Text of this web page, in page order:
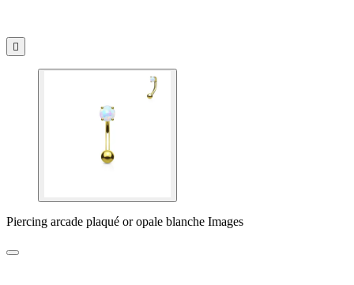

Piercing arcade plaqué or opale blanche Images